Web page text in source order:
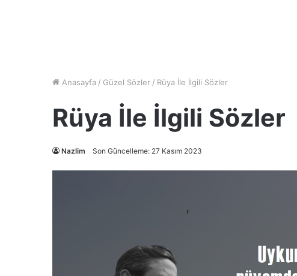
Anasayfa / Güzel Sözler / Rüya İle İlgili Sözler
Rüya İle İlgili Sözler
Nazlim Son Güncelleme: 27 Kasım 2023